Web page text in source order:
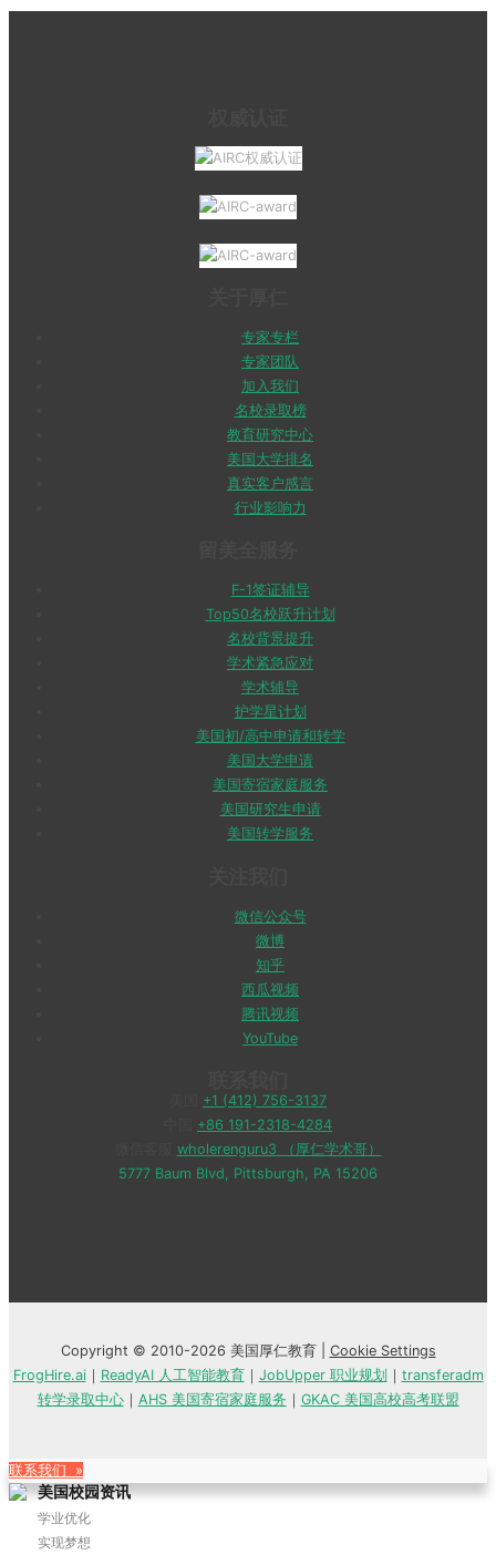
专家专栏
专家团队
加入我们
名校录取榜
教育研究中心
美国大学排名
真实客户感言
行业影响力
F-1签证辅导
Top50名校跃升计划
名校背景提升
学术紧急应对
学术辅导
护学星计划
美国初/高中申请和转学
美国大学申请
美国寄宿家庭服务
美国研究生申请
美国转学服务
微信公众号
微博
知乎
西瓜视频
腾讯视频
YouTube
+1 (412) 756-3137
+86 191-2318-4284
wholerenguru3 （厚仁学术哥）
5777 Baum Blvd, Pittsburgh, PA 15206
Copyright © 2010-2026 美国厚仁教育 | Cookie Settings
FrogHire.ai｜ ReadyAI 人工智能教育｜ JobUpper 职业规划 ｜ transferadm
转学录取中心｜ AHS 美国寄宿家庭服务 ｜ GKAC 美国高校高考联盟
联系我们 »
美国校园资讯
学业优化
实现梦想